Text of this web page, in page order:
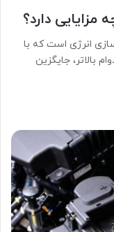
دارد؟
انرژی است که با
بالاتر، جایگزین